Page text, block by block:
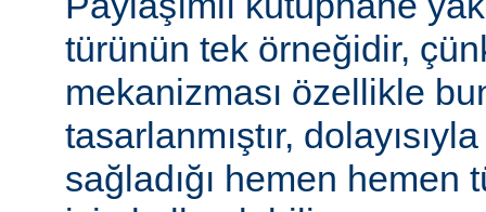
türünün tek örneğidir,
mekanizması özellikle
tasarlanmıştır,
sağladığı hemen hemen